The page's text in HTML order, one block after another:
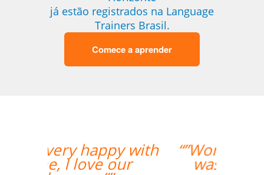
já estão registrados na Language
Trainers Brasil.
Comece a aprender
“”Working with Jane
was fantastic. ””